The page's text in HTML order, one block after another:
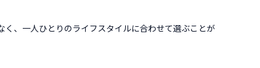
く、一人ひとりのライフスタイルに合わせて選ぶことが